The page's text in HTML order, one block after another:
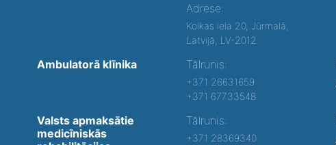
Adrese:
Kolkas iela 20, Jūrmalā,
Latvijā, LV-2012
Ambulatorā klīnika Tālrunis:
+371 26631659
+371 67733548
Valsts apmaksātie
medicīniskās
Tālrunis:
+371 28369340